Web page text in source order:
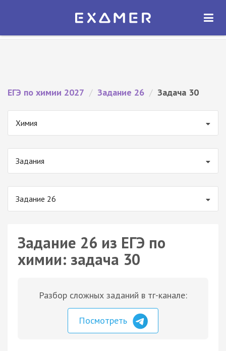
Экзамер — ЕГЭ 2027
ОТКРЫТЬ
ЕГЭ по химии 2027 / Задание 26 / Задача 30
Химия
Задания
Задание 26
Задание 26 из ЕГЭ по
химии: задача 30
Разбор сложных заданий в тг-канале:
Посмотреть